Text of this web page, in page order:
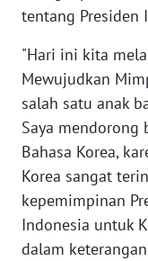
tentang Presiden
"Hari ini kita
Mewujudkan
salah satu anak
Saya
Bahasa Korea,
Korea sangat
kepemimpinan
Indonesia untuk
dalam
WN
JABAR
WN
BANTEN
WN
NTT
WN
KEPRI